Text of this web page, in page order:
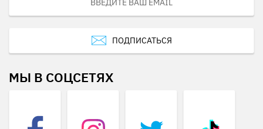
ПОДПИСАТЬСЯ
МЫ В СОЦСЕТЯХ